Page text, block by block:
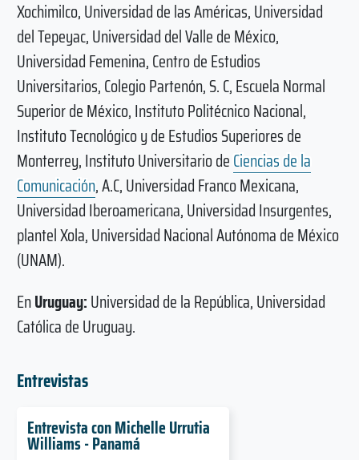
Xochimilco, Universidad de las Américas, Universidad
del Tepeyac, Universidad del Valle de México,
Universidad Femenina, Centro de Estudios
Universitarios, Colegio Partenón, S. C, Escuela Normal
Superior de México, Instituto Politécnico Nacional,
Instituto Tecnológico y de Estudios Superiores de
Monterrey, Instituto Universitario deCiencias de la
Comunicación, A.C, Universidad Franco Mexicana,
Universidad Iberoamericana, Universidad Insurgentes,
plantel Xola, Universidad Nacional Autónoma de México
(UNAM).
EnUruguay:Universidad de la República, Universidad
Católica de Uruguay.
Entrevistas
Entrevista con Michelle Urrutia
Williams - Panamá